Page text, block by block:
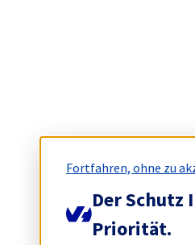
Fortfahren, ohne zu
Der
Priorität.